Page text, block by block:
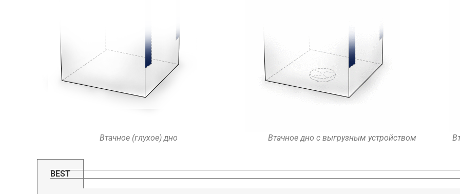
Втачное (глухое) дно Втачное дно с выгрузным устройством
BEST